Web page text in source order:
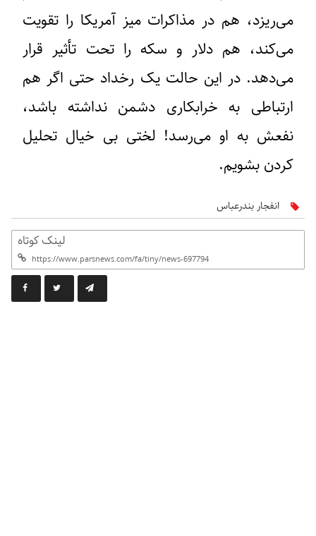
می‌ریزد، هم در مذاکرات میز آمریکا را تقویت
می‌کند، هم دلار و سکه را تحت تأثیر قرار
می‌دهد. در این حالت یک رخداد حتی اگر هم
ارتباطی به خرابکاری دشمن نداشته باشد،
نفعش به او می‌رسد! لختی بی خیال تحلیل
کردن بشویم.
انفجار بندرعباس
لینک کوتاه